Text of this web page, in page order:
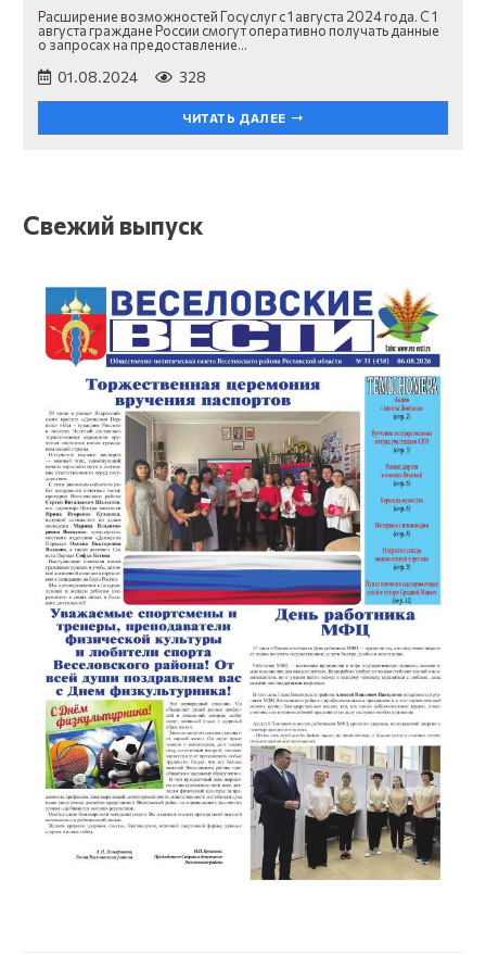
Расширение возможностей Госуслуг с 1 августа 2024 года. С 1
августа граждане России смогут оперативно получать данные
о запросах на предоставление…
01.08.2024 328
ЧИТАТЬ ДАЛЕЕ
Свежий выпуск